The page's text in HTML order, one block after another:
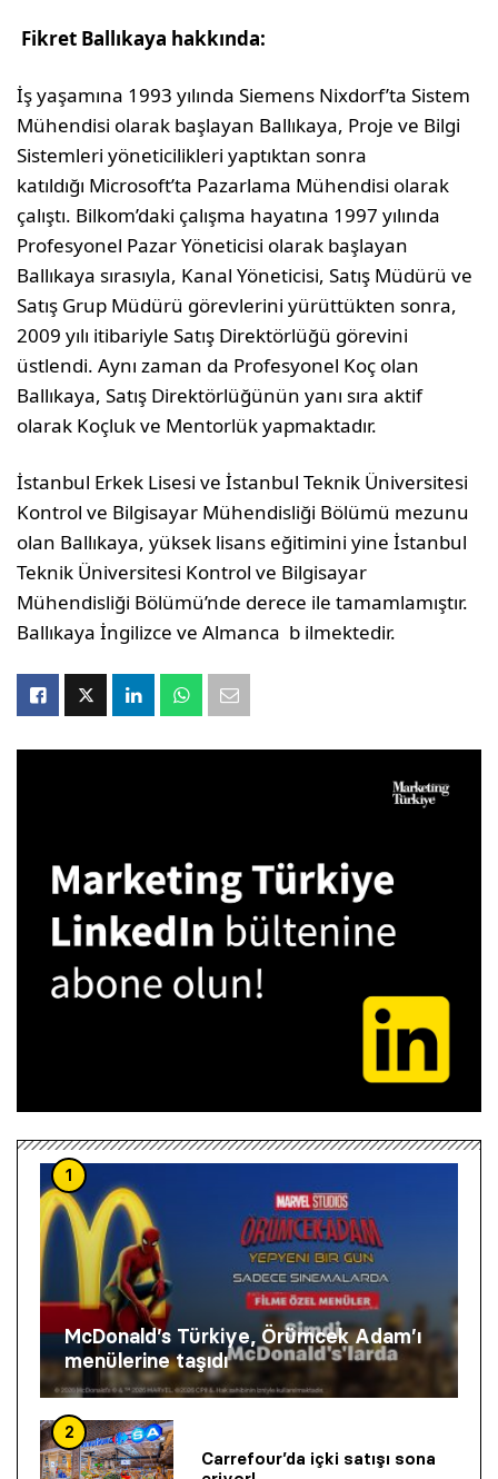
Fikret Ballıkaya hakkında:
İş yaşamına 1993 yılında Siemens Nixdorf’ta Sistem
Mühendisi olarak başlayan Ballıkaya, Proje ve Bilgi
Sistemleri yöneticilikleri yaptıktan sonra
katıldığı Microsoft’ta Pazarlama Mühendisi olarak
çalıştı. Bilkom’daki çalışma hayatına 1997 yılında
Profesyonel Pazar Yöneticisi olarak başlayan
Ballıkaya sırasıyla, Kanal Yöneticisi, Satış Müdürü ve
Satış Grup Müdürü görevlerini yürüttükten sonra,
2009 yılı itibariyle Satış Direktörlüğü görevini
üstlendi. Aynı zaman da Profesyonel Koç olan
Ballıkaya, Satış Direktörlüğünün yanı sıra aktif
olarak Koçluk ve Mentorlük yapmaktadır.
İstanbul Erkek Lisesi ve İstanbul Teknik Üniversitesi
Kontrol ve Bilgisayar Mühendisliği Bölümü mezunu
olan Ballıkaya, yüksek lisans eğitimini yine İstanbul
Teknik Üniversitesi Kontrol ve Bilgisayar
Mühendisliği Bölümü’nde derece ile tamamlamıştır.
Ballıkaya İngilizce ve Almanca b ilmektedir.
1
McDonald’s Türkiye, Örümcek Adam’ı
menülerine taşıdı
2
Carrefour’da içki satışı sona